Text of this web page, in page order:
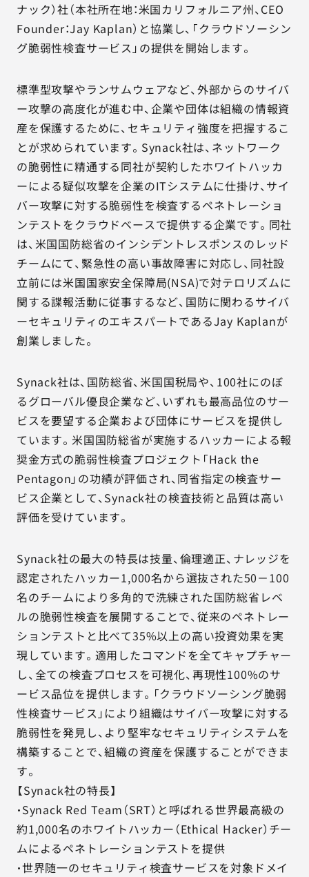
品質コラム
サービス詳細資料 見積・お問い合わせ
サービスお問い合わせ専用番号
03-6865-4864
（平日9:30〜18:00）
※その他のご連絡は03-5333-1246
ナック）社（本社所在地：米国カリフォルニア州、CEO
Founder：Jay Kaplan）と協業し、「クラウドソーシン
グ脆弱性検査サービス」の提供を開始します。
標準型攻撃やランサムウェアなど、外部からのサイバ
ー攻撃の高度化が進む中、企業や団体は組織の情報資
産を保護するために、セキュリティ強度を把握するこ
とが求められています。Synack社は、ネットワーク
の脆弱性に精通する同社が契約したホワイトハッカ
ーによる疑似攻撃を企業のITシステムに仕掛け、サイ
バー攻撃に対する脆弱性を検査するペネトレーショ
ンテストをクラウドベースで提供する企業です。同社
は、米国国防総省のインシデントレスポンスのレッド
チームにて、緊急性の高い事故障害に対応し、同社設
立前には米国国家安全保障局(NSA)で対テロリズムに
関する諜報活動に従事するなど、国防に関わるサイバ
ーセキュリティのエキスパートであるJay Kaplanが
創業しました。
Synack社は、国防総省、米国国税局や、100社にのぼ
るグローバル優良企業など、いずれも最高品位のサー
ビスを要望する企業および団体にサービスを提供し
ています。米国国防総省が実施するハッカーによる報
奨金方式の脆弱性検査プロジェクト「Hack the
Pentagon」の功績が評価され、同省指定の検査サー
ビス企業として、Synack社の検査技術と品質は高い
評価を受けています。
Synack社の最大の特長は技量、倫理適正、ナレッジを
認定されたハッカー1,000名から選抜された50－100
名のチームにより多角的で洗練された国防総省レベ
ルの脆弱性検査を展開することで、従来のペネトレー
ションテストと比べて35%以上の高い投資効果を実
現しています。適用したコマンドを全てキャプチャー
し、全ての検査プロセスを可視化、再現性100%のサ
ービス品位を提供します。「クラウドソーシング脆弱
性検査サービス」により組織はサイバー攻撃に対する
脆弱性を発見し、より堅牢なセキュリティシステムを
構築することで、組織の資産を保護することができま
す。
【Synack社の特長】
・Synack Red Team（SRT）と呼ばれる世界最高級の
約1,000名のホワイトハッカー（Ethical Hacker）チー
ムによるペネトレーションテストを提供
・世界随一のセキュリティ検査サービスを対象ドメイ